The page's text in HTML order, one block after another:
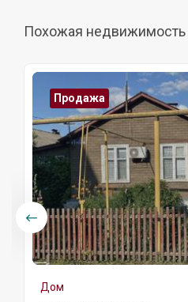
Похожая недвижимость
Продажа
Дом